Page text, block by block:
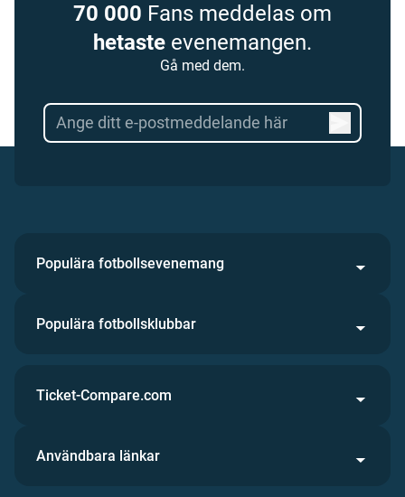
70 000 Fans meddelas om
hetaste evenemangen.
Gå med dem.
Populära fotbollsevenemang
Populära fotbollsklubbar
Ticket-Compare.com
Användbara länkar